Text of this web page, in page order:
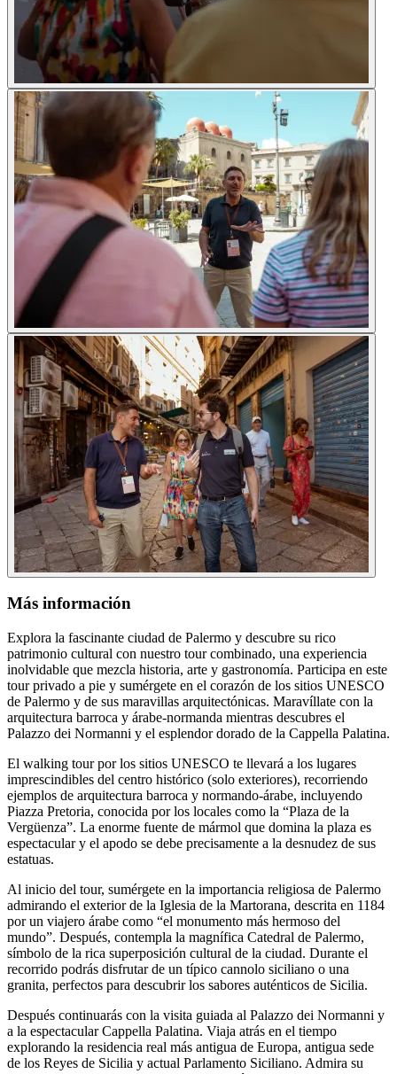
Más información
Explora la fascinante ciudad de Palermo y descubre su rico
patrimonio cultural con nuestro tour combinado, una experiencia
inolvidable que mezcla historia, arte y gastronomía. Participa en este
tour privado a pie y sumérgete en el corazón de los sitios UNESCO
de Palermo y de sus maravillas arquitectónicas. Maravíllate con la
arquitectura barroca y árabe-normanda mientras descubres el
Palazzo dei Normanni y el esplendor dorado de la Cappella Palatina.
El walking tour por los sitios UNESCO te llevará a los lugares
imprescindibles del centro histórico (solo exteriores), recorriendo
ejemplos de arquitectura barroca y normando-árabe, incluyendo
Piazza Pretoria, conocida por los locales como la “Plaza de la
Vergüenza”. La enorme fuente de mármol que domina la plaza es
espectacular y el apodo se debe precisamente a la desnudez de sus
estatuas.
Al inicio del tour, sumérgete en la importancia religiosa de Palermo
admirando el exterior de la Iglesia de la Martorana, descrita en 1184
por un viajero árabe como “el monumento más hermoso del
mundo”. Después, contempla la magnífica Catedral de Palermo,
símbolo de la rica superposición cultural de la ciudad. Durante el
recorrido podrás disfrutar de un típico cannolo siciliano o una
granita, perfectos para descubrir los sabores auténticos de Sicilia.
Después continuarás con la visita guiada al Palazzo dei Normanni y
a la espectacular Cappella Palatina. Viaja atrás en el tiempo
explorando la residencia real más antigua de Europa, antigua sede
de los Reyes de Sicilia y actual Parlamento Siciliano. Admira su